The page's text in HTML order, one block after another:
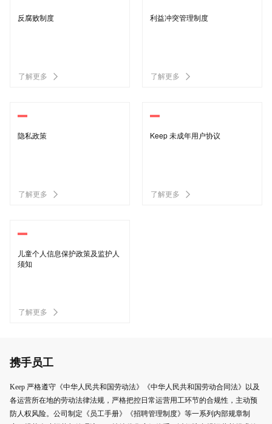
反腐败制度
了解更多
利益冲突管理制度
了解更多
隐私政策
了解更多
Keep 未成年用户协议
了解更多
儿童个人信息保护政策及监护人
须知
了解更多
携手员工
Keep 严格遵守《中华人民共和国劳动法》《中华人民共和国劳动合同法》以及
各运营所在地的劳动法律法规，严格把控日常运营用工环节的合规性，主动预
防人权风险。公司制定《员工手册》《招聘管理制度》等一系列内部规章制